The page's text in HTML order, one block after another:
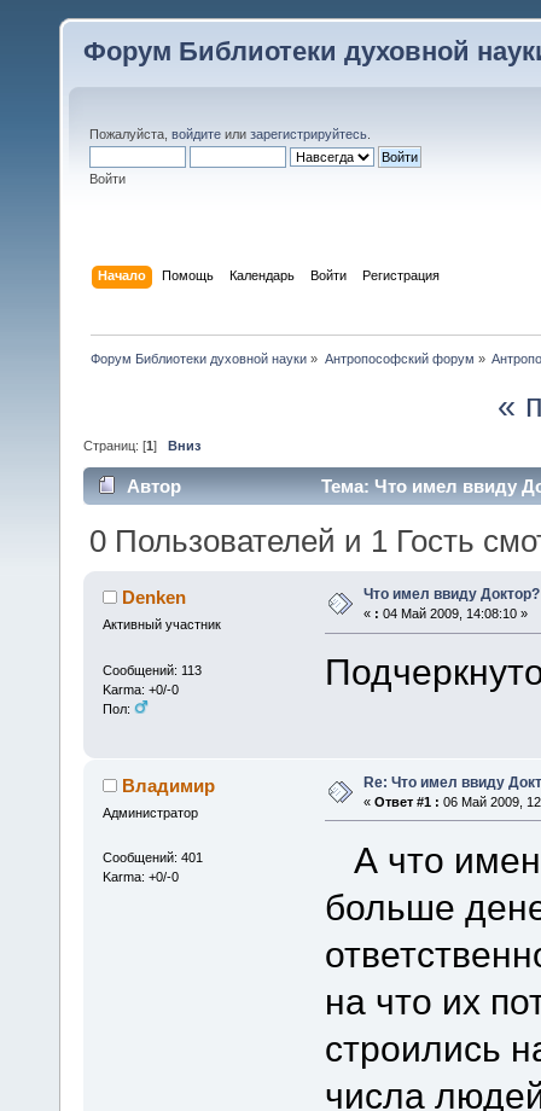
Форум Библиотеки духовной
Пожалуйста, войдите или зарегистрируйтесь
Войти
Начало Помощь Календарь Войти Регистрация
Форум Библиотеки духовной науки » Антропософский форум »
«
Страниц: [1 ] Вниз
Автор Тема: Что имел ввиду
0 Пользователей и 1 Гость
Denken
Активный участник
Сообщений: 113
Karma: +0/-0
Пол:
Что имел ввиду Доктор?
« : 04 Май 2009, 14:08:10 »
Владимир
Администратор
Сообщений: 401
Karma: +0/-0
Re: Что имел ввиду
« Ответ #1 : 06 Май 2009,
А что
больше
на что их
строились
числа